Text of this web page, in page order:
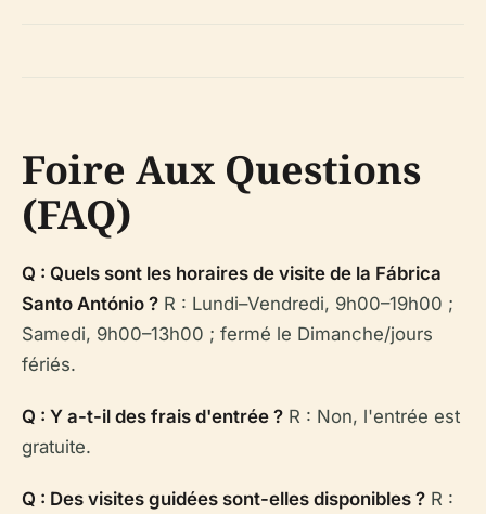
Foire Aux Questions
(FAQ)
Q : Quels sont les horaires de visite de la Fábrica
Santo António ? R : Lundi–Vendredi, 9h00–19h00 ;
Samedi, 9h00–13h00 ; fermé le Dimanche/jours
fériés.
Q : Y a-t-il des frais d'entrée ? R : Non, l'entrée est
gratuite.
Q : Des visites guidées sont-elles disponibles ? R :